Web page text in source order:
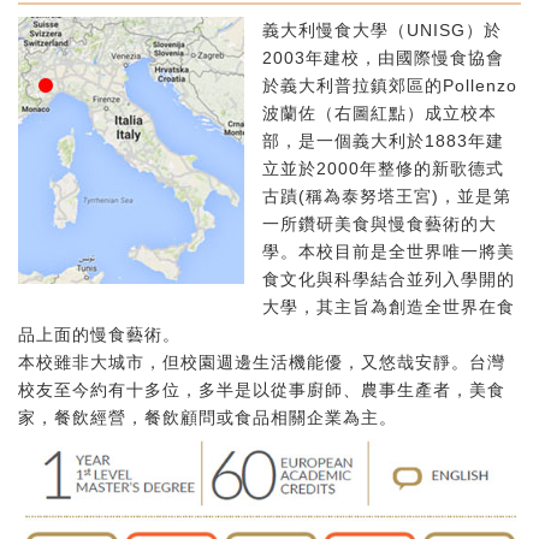
義大利慢食大學（UNISG）於
2003年建校，由國際慢食協會
於義大利普拉鎮郊區的Pollenzo
波蘭佐（右圖紅點）成立校本
部，是一個義大利於1883年建
立並於2000年整修的新歌德式
古蹟(稱為泰努塔王宮)，並是第
一所鑽研美食與慢食藝術的大
學。本校目前是全世界唯一將美
食文化與科學結合並列入學開的
大學，其主旨為創造全世界在食
品上面的慢食藝術。
本校雖非大城市，但校園週邊生活機能優，又悠哉安靜。台灣
校友至今約有十多位，多半是以從事廚師、農事生產者，美食
家，餐飲經營，餐飲顧問或食品相關企業為主。